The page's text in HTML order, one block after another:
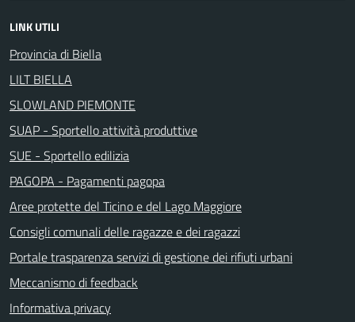
LINK UTILI
Provincia di Biella
LILT BIELLA
SLOWLAND PIEMONTE
SUAP - Sportello attività produttive
SUE - Sportello edilizia
PAGOPA - Pagamenti pagopa
Aree protette del Ticino e del Lago Maggiore
Consigli comunali delle ragazze e dei ragazzi
Portale trasparenza servizi di gestione dei rifiuti urbani
Meccanismo di feedback
Informativa privacy